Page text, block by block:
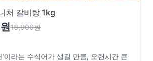
처 갈비탕 1kg
18,900원
'이라는 수식어가 생길 만큼, 오랜시간 큰